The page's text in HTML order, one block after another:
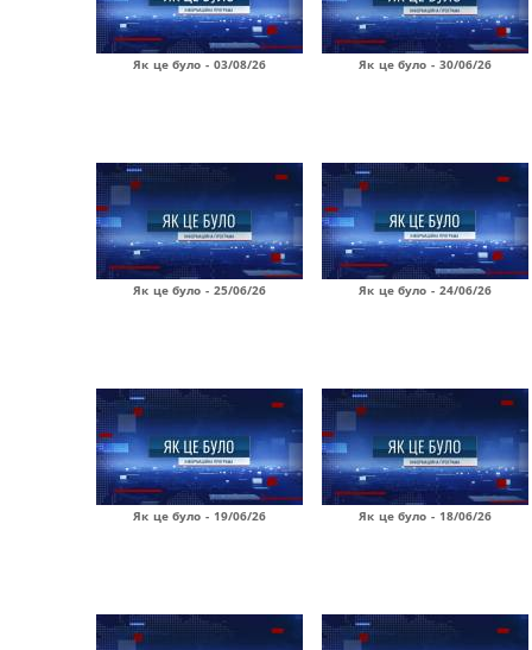
Як це було - 03/08/26 Як це було - 30/06/26
Як це було - 25/06/26 Як це було - 24/06/26
Як це було - 19/06/26 Як це було - 18/06/26